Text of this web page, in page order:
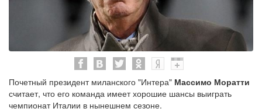
Почетный президент миланского "Интера" Массимо Моратти
считает, что его команда имеет хорошие шансы выиграть
чемпионат Италии в нынешнем сезоне.